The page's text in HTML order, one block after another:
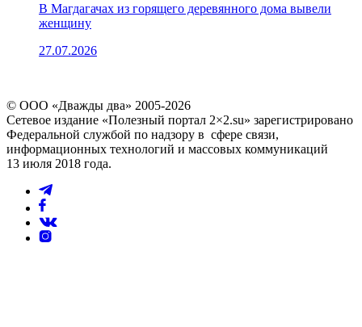
В Магдагачах из горящего деревянного дома вывели
женщину
27.07.2026
© ООО «Дважды два» 2005-2026
Сетевое издание «Полезный портал 2×2.su» зарегистрировано
Федеральной службой по надзору в сфере связи,
информационных технологий и массовых коммуникаций
13 июля 2018 года.